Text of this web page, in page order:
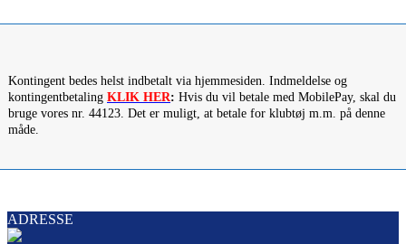
Kontingent bedes helst indbetalt via hjemmesiden. Indmeldelse og
kontingentbetaling KLIK HER: Hvis du vil betale med MobilePay, skal du
bruge vores nr. 44123. Det er muligt, at betale for klubtøj m.m. på denne
måde.
ADRESSE